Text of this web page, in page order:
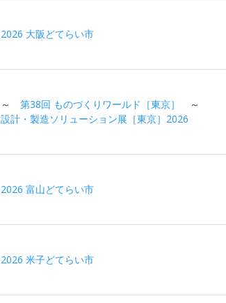
2026 大阪どてらい市
～ 第38回 ものづくりワールド［東京］
～
設計・製造ソリューション展［東京］2026
2026 富山どてらい市
2026 米子どてらい市